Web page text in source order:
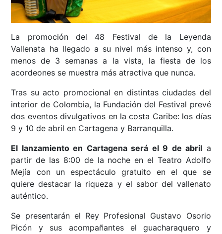
La promoción del 48 Festival de la Leyenda
Vallenata ha llegado a su nivel más intenso y, con
menos de 3 semanas a la vista, la fiesta de los
acordeones se muestra más atractiva que nunca.
Tras su acto promocional en distintas ciudades del
interior de Colombia, la Fundación del Festival prevé
dos eventos divulgativos en la costa Caribe: los días
9 y 10 de abril en Cartagena y Barranquilla.
El lanzamiento en Cartagena será el 9 de abril a
partir de las 8:00 de la noche en el Teatro Adolfo
Mejía con un espectáculo gratuito en el que se
quiere destacar la riqueza y el sabor del vallenato
auténtico.
Se presentarán el Rey Profesional Gustavo Osorio
Picón y sus acompañantes el guacharaquero y